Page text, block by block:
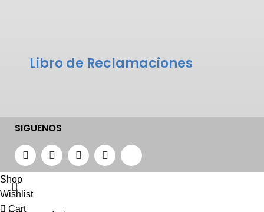
Libro de Reclamaciones
SIGUENOS
Shop
Wishlist
Cart